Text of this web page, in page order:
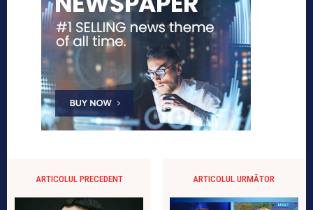
ARTICOLUL PRECEDENT ARTICOLUL URMĂTOR